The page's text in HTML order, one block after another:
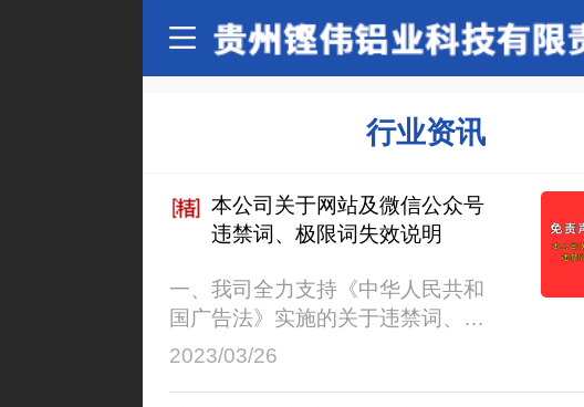
行业资讯
本公司关于网站及微信公众号
违禁词、极限词失效说明
一、我司全力支持《中华人民共和
国广告法》实施的关于违禁词、极
限词的使用规定，即日起凡我公司
2023/03/26